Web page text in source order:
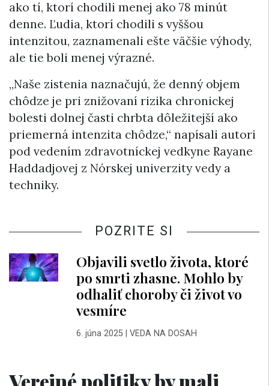
ako tí, ktorí chodili menej ako 78 minút
denne. Ľudia, ktorí chodili s vyššou
intenzitou, zaznamenali ešte väčšie výhody,
ale tie boli menej výrazné.
„Naše zistenia naznačujú, že denný objem
chôdze je pri znižovaní rizika chronickej
bolesti dolnej časti chrbta dôležitejší ako
priemerná intenzita chôdze,“ napísali autori
pod vedením zdravotníckej vedkyne Rayane
Haddadjovej z Nórskej univerzity vedy a
techniky.
POZRITE SI
Objavili svetlo života, ktoré
po smrti zhasne. Mohlo by
odhaliť choroby či život vo
vesmíre
6. júna 2025| VEDA NA DOSAH
Verejné politiky by mali